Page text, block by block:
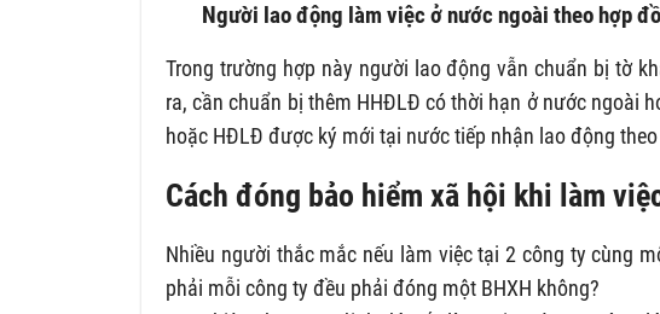
Người lao động làm việc ở nước ngoài theo hợp
Trong trường hợp này người lao động vẫn chuẩn bị tờ
ra, cần chuẩn bị thêm HHĐLĐ có thời hạn ở nước ngoài
hoặc HĐLĐ được ký mới tại nước tiếp nhận lao động
Cách đóng bảo hiểm xã hội khi làm
Nhiều người thắc mắc nếu làm việc tại 2 công ty cùng
phải mỗi công ty đều phải đóng một BHXH không?